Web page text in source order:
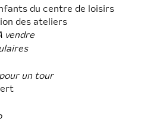
du centre de loisirs
des ateliers
vendre
un tour